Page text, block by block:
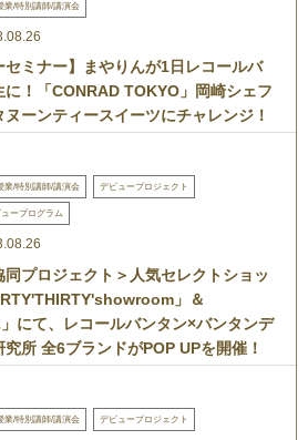
業/特別講師/講演会
セミナー】まやりんが1日レコールバ
に！「CONRAD TOKYO」岡崎シェフ
ヌーンティースイーツにチャレンジ！
業/特別講師/講演会 デビュープロジェクト
ープログラム
同プロジェクト＞人気セレクトショッ
」＆
」にて、レコールバンタン×バンタンデ
究所 全6ブランドがPOP UPを開催！
業/特別講師/講演会 デビュープロジェクト